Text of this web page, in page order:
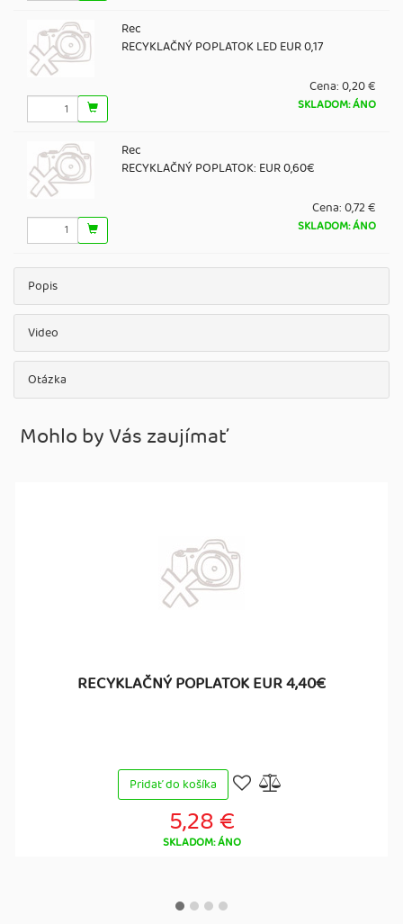
Rec
RECYKLAČNÝ POPLATOK LED EUR 0,17
Cena:0,20 €
SKLADOM: ÁNO
Rec
RECYKLAČNÝ POPLATOK: EUR 0,60€
Cena:0,72 €
SKLADOM: ÁNO
Popis
Video
Otázka
Mohlo by Vás zaujímať
RECYKLAČNÝ POPLATOK EUR 4,40€
Pridať do košíka
5,28 €
SKLADOM: ÁNO